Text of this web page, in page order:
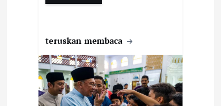
teruskan membaca